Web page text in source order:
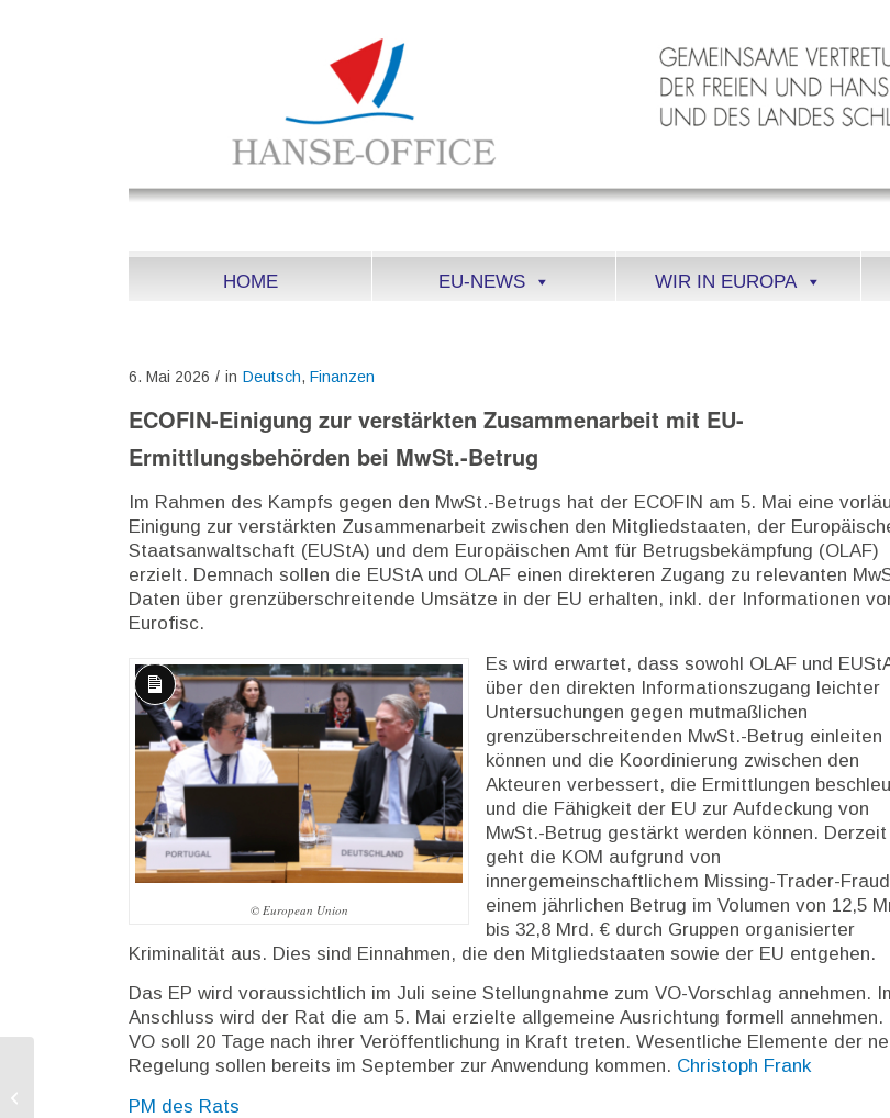
HOME EU-NEWS WIR IN EUROPA
6. Mai 2026 / in Deutsch,Finanzen
ECOFIN-Einigung zur verstärkten Zusammenarbeit mit EU-
Ermittlungsbehörden bei MwSt.-Betrug
Im Rahmen des Kampfs gegen den MwSt.-Betrugs hat der ECOFIN am 5. Mai eine
Einigung zur verstärkten Zusammenarbeit zwischen den Mitgliedstaaten, der
Staatsanwaltschaft (EUStA) und dem Europäischen Amt für Betrugsbekämpfung (OLAF)
erzielt. Demnach sollen die EUStA und OLAF einen direkteren Zugang zu relevanten
Daten über grenzüberschreitende Umsätze in der EU erhalten, inkl. der Informationen
Eurofisc.
Lange
Beschreibung
© European Union
Es wird erwartet, dass sowohl OLAF und
über den direkten Informationszugang leichter
Untersuchungen gegen mutmaßlichen
grenzüberschreitenden MwSt.-Betrug einleiten
können und die Koordinierung zwischen den
Akteuren verbessert, die Ermittlungen
und die Fähigkeit der EU zur Aufdeckung von
MwSt.-Betrug gestärkt werden können. Derzeit
geht die KOM aufgrund von
innergemeinschaftlichem Missing-Trader-
einem jährlichen Betrug im Volumen von 12,5
bis 32,8 Mrd. € durch Gruppen organisierter
Kriminalität aus. Dies sind Einnahmen, die den Mitgliedstaaten sowie der EU entgehen.
Das EP wird voraussichtlich im Juli seine Stellungnahme zum VO-Vorschlag annehmen.
Anschluss wird der Rat die am 5. Mai erzielte allgemeine Ausrichtung formell annehmen.
VO soll 20 Tage nach ihrer Veröffentlichung in Kraft treten. Wesentliche Elemente der
Regelung sollen bereits im September zur Anwendung kommen. Christoph Frank
PM des Rats
für neue Vereinfachungsplattform